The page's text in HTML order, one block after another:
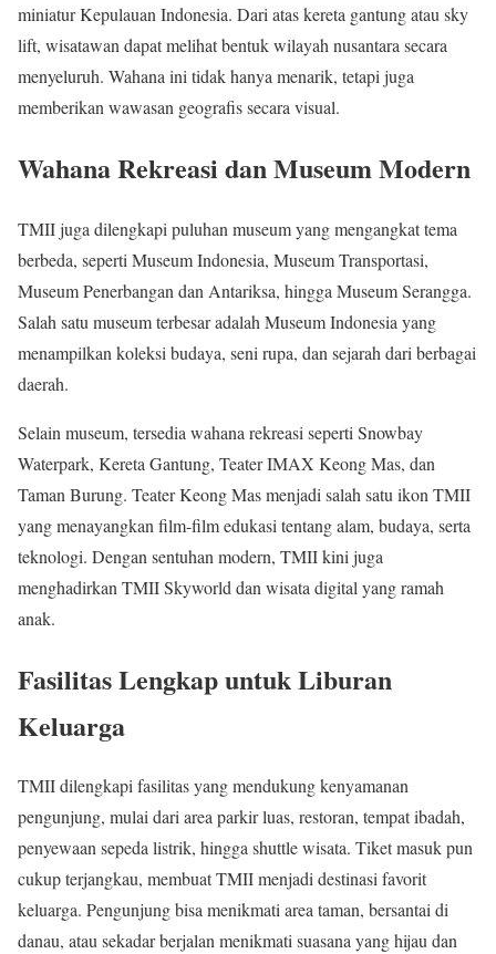
miniatur Kepulauan Indonesia. Dari atas kereta gantung atau sky
lift, wisatawan dapat melihat bentuk wilayah nusantara secara
menyeluruh. Wahana ini tidak hanya menarik, tetapi juga
memberikan wawasan geografis secara visual.
Wahana Rekreasi dan Museum Modern
TMII juga dilengkapi puluhan museum yang mengangkat tema
berbeda, seperti Museum Indonesia, Museum Transportasi,
Museum Penerbangan dan Antariksa, hingga Museum Serangga.
Salah satu museum terbesar adalah Museum Indonesia yang
menampilkan koleksi budaya, seni rupa, dan sejarah dari berbagai
daerah.
Selain museum, tersedia wahana rekreasi seperti Snowbay
Waterpark, Kereta Gantung, Teater IMAX Keong Mas, dan
Taman Burung. Teater Keong Mas menjadi salah satu ikon TMII
yang menayangkan film-film edukasi tentang alam, budaya, serta
teknologi. Dengan sentuhan modern, TMII kini juga
menghadirkan TMII Skyworld dan wisata digital yang ramah
anak.
Fasilitas Lengkap untuk Liburan
Keluarga
TMII dilengkapi fasilitas yang mendukung kenyamanan
pengunjung, mulai dari area parkir luas, restoran, tempat ibadah,
penyewaan sepeda listrik, hingga shuttle wisata. Tiket masuk pun
cukup terjangkau, membuat TMII menjadi destinasi favorit
keluarga. Pengunjung bisa menikmati area taman, bersantai di
danau, atau sekadar berjalan menikmati suasana yang hijau dan